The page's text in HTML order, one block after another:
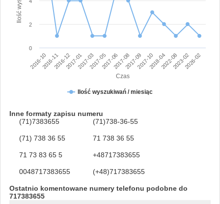
Czas
Ilość wyszukiwań / miesiąc
2016-102016-112016-122017-012017-032017-052017-062017-082017-092017-102018-042022-082023-022026-02
0
2
Inne formaty zapisu numeru
(71)7383655
(71)738-36-55
(71) 738 36 55 71 738 36 55
71 73 83 65 5 +48717383655
0048717383655 (+48)717383655
Ostatnio komentowane numery telefonu podobne do
717383655